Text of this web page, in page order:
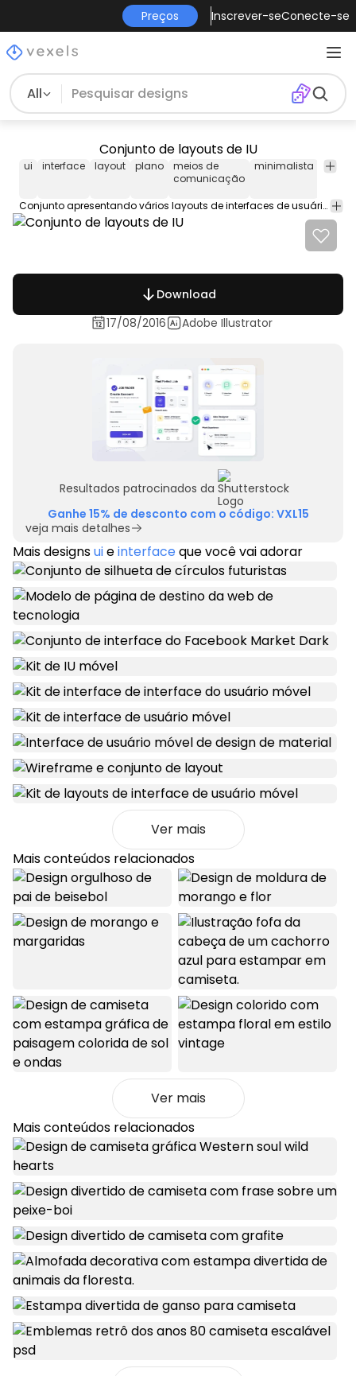
Preços Inscrever-seConecte-se
All
Conjunto de layouts de IU
ui interface layout plano
meios de
comunicação
minimalista móvel
Conjunto apresentando vários layouts de interfaces de usuário em diferentes dispositivos como um navegador tablet ou smartphone. Cabeçalho de recursos de design imagens corpos de texto e muito mais.
Download
17/08/2016
Adobe Illustrator
Resultados patrocinados da
Ganhe 15% de desconto com o código: VXL15
veja mais detalhes
Mais designsuieinterfaceque você vai adorar
Ver mais
Mais conteúdos relacionados
Ver mais
Mais conteúdos relacionados